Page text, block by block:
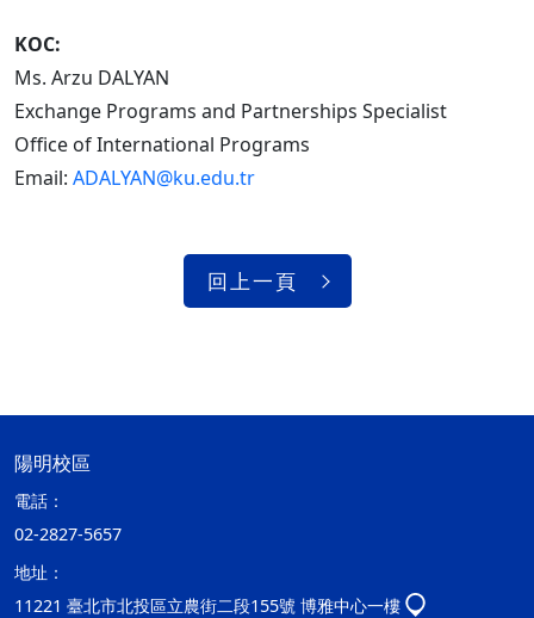
KOC:
Ms. Arzu DALYAN
Exchange Programs and Partnerships Specialist
Office of International Programs
Email: ADALYAN@ku.edu.tr
回上一頁
陽明校區
電話：
02-2827-5657
地址：
11221 臺北市北投區立農街二段155號 博雅中心一樓